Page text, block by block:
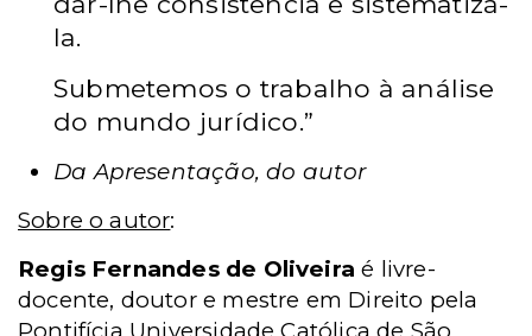
la.
Submetemos o trabalho à análise
do mundo jurídico.”
Da Apresentação, do autor
Sobre o autor:
Regis Fernandes de Oliveiraé livre-
docente, doutor e mestre em Direito pela